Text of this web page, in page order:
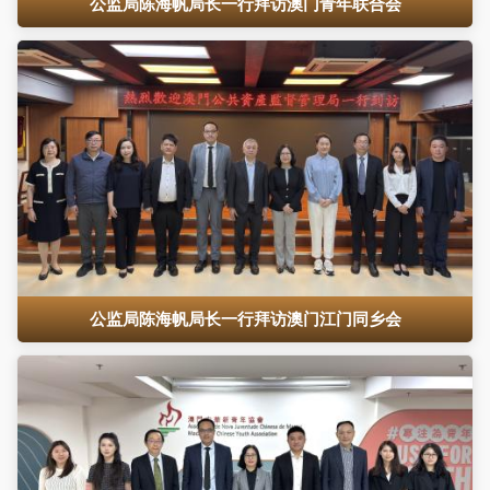
公监局陈海帆局长一行拜访澳门青年联合会
公监局陈海帆局长一行拜访澳门江门同乡会